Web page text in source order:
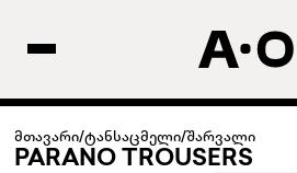
მთავარი/ტანსაცმელი/შარვალი
PARANO TROUSERS